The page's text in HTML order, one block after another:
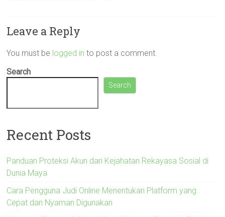
Leave a Reply
You must be logged in to post a comment.
Search
Search
Recent Posts
Panduan Proteksi Akun dari Kejahatan Rekayasa Sosial di
Dunia Maya
Cara Pengguna Judi Online Menentukan Platform yang
Cepat dan Nyaman Digunakan